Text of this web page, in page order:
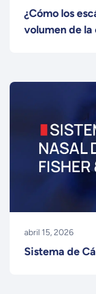
¿Cómo los
volumen de la
abril 15, 2026
Sistema de